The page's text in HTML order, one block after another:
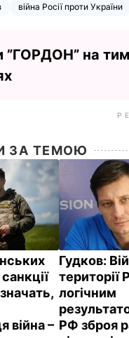
війна Росії проти України
”ГОРДОН” на
ЗА ТЕМОЮ
війна –
Гудков:
території
логічним
РФ зброя